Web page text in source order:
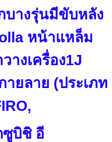
บางรุ่นมีขับหลัง
หน้าแหล็ม
างเครื่อง1J
ายลาย (ประเภท
,
ซูบิชิ อี